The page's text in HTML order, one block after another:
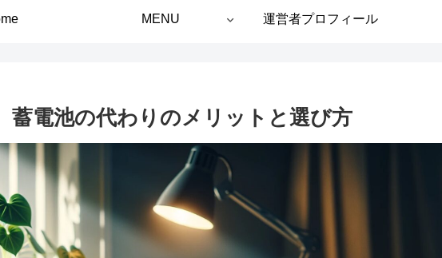
MENU 運営者プロフィール
蓄電池の代わりのメリットと選び方